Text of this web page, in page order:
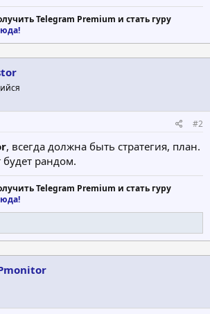
Telegram Premium и стать гуру
#2
, всегда должна быть стратегия, план.
будет рандом.
Telegram Premium и стать гуру